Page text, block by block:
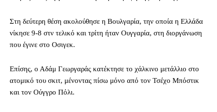
Στη δεύτερη θέση ακολούθησε η Βουλγαρία, την οποία η Ελλάδα
νίκησε 9-8 στν τελικό και τρίτη ήταν Ουγγαρία, στη διοργάνωση
που έγινε στο Οσιγεκ.
Επίσης, ο Αδάμ Γεωργαράς κατέκτησε το χάλκινο μετάλλιο στο
ατομικό του σκιτ, μένοντας πίσω μόνο από τον Τσέχο Μπόστικ
και τον Ούγγρο Πόλι.